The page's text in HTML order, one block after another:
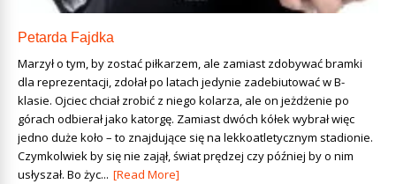
Petarda Fajdka
Marzył o tym, by zostać piłkarzem, ale zamiast zdobywać bramki
dla reprezentacji, zdołał po latach jedynie zadebiutować w B-
klasie. Ojciec chciał zrobić z niego kolarza, ale on jeżdżenie po
górach odbierał jako katorgę. Zamiast dwóch kółek wybrał więc
jedno duże koło – to znajdujące się na lekkoatletycznym stadionie.
Czymkolwiek by się nie zajął, świat prędzej czy później by o nim
usłyszał. Bo życ... [Read More]